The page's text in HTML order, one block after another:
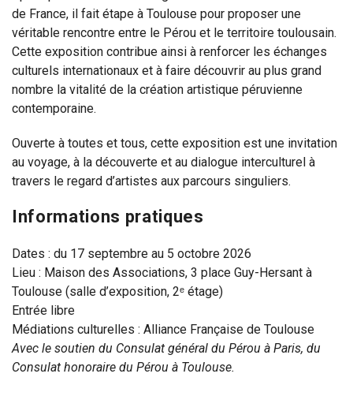
de France, il fait étape à Toulouse pour proposer une
véritable rencontre entre le Pérou et le territoire toulousain.
Cette exposition contribue ainsi à renforcer les échanges
culturels internationaux et à faire découvrir au plus grand
nombre la vitalité de la création artistique péruvienne
contemporaine.
Ouverte à toutes et tous, cette exposition est une invitation
au voyage, à la découverte et au dialogue interculturel à
travers le regard d’artistes aux parcours singuliers.
Informations pratiques
Dates : du 17 septembre au 5 octobre 2026
Lieu : Maison des Associations, 3 place Guy-Hersant à
Toulouse (salle d’exposition, 2ᵉ étage)
Entrée libre
Médiations culturelles : Alliance Française de Toulouse
Avec le soutien du Consulat général du Pérou à Paris, du
Consulat honoraire du Pérou à Toulouse.